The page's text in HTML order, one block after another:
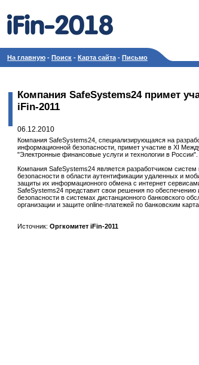
На главную - Поиск - Карта сайта - Письмо
Компания SafeSystems24 примет
iFin-2011
06.12.2010
Компания SafeSystems24, специализирующаяся на
информационной безопасности, примет участие в XI
"Электронные финансовые услуги и технологии в России".
Компания SafeSystems24 является разработчиком
безопасности в области аутентификации удаленных и
защиты их информационного обмена с интернет
SafeSystems24 представит свои решения по
безопасности в системах дистанционного банковского
организации и защите online-платежей по банковским
Источник: Оргкомитет iFin-2011